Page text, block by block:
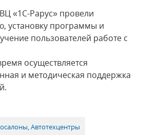
«1С-Рарус» провели
установку программы и
пользователей работе с
осуществляется
и методическая поддержка
Автотехцентры